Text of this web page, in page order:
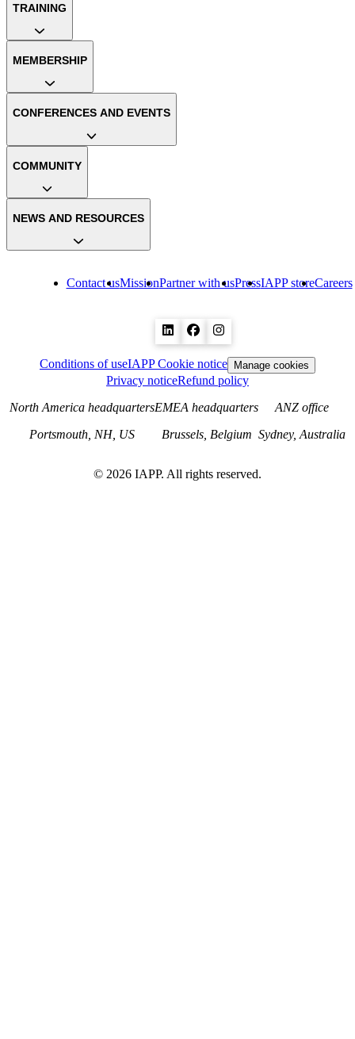
Contact usMissionPartner with usPressIAPP storeCareers
TRAINING
MEMBERSHIP
CONFERENCES AND EVENTS
COMMUNITY
NEWS AND RESOURCES
Conditions of useIAPP Cookie notice Manage cookies
Privacy noticeRefund policy
North America headquarters
Portsmouth, NH, US
EMEA headquarters
Brussels, Belgium
ANZ office
Sydney, Australia
© 2026 IAPP. All rights reserved.